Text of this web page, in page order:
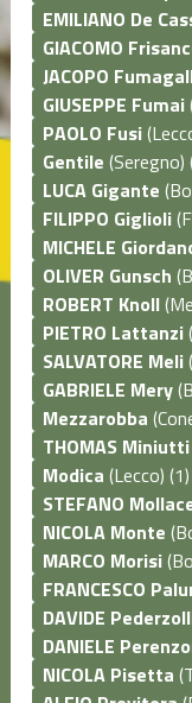
EMILIANO De
GIACOMO
JACOPO
GIUSEPPE Fumai
PAOLO Fusi
Gentile (Seregno)
LUCA Gigante
FILIPPO Giglioli
MICHELE
OLIVER Gunsch
ROBERT Knoll
PIETRO Lattanzi
SALVATORE Meli
GABRIELE Mery
Mezzarobba
THOMAS Miniutti
Modica (Lecco) (1)
STEFANO
NICOLA Monte
MARCO Morisi
FRANCESCO
DAVIDE
DANIELE
NICOLA Pisetta